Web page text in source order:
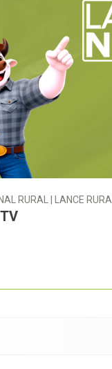
RURAL | LANCE RURAL